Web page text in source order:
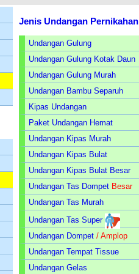
Jenis Undangan Pernikahan
Undangan Gulung
Undangan Gulung Kotak Daun
Undangan Gulung Murah
Undangan Bambu Separuh
Kipas Undangan
Paket Undangan Hemat
Undangan Kipas Murah
Undangan Kipas Bulat
Undangan Kipas Bulat Besar
Undangan Tas Dompet Besar
Undangan Tas Murah
Undangan Tas Super
Undangan Dompet / Amplop
Undangan Tempat Tissue
Undangan Gelas